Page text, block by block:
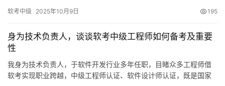
软考中级 2025年10月9日 195
身为技术负责人，谈谈软考中级工程师如何备考及重要
性
我身为技术负责人，于软件开发行业多年任职，目睹众多工程师借
软考实现职业跨越，中级工程师认证、软件设计师认证，既是国家